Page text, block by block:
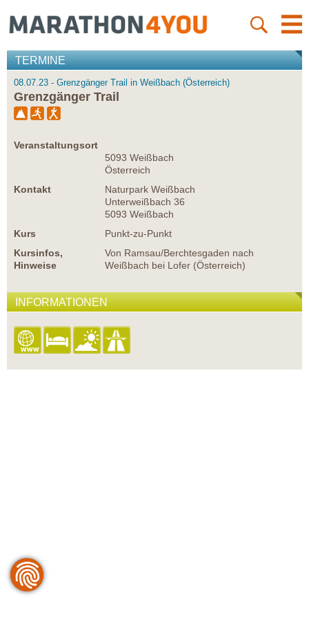
TERMINE
08.07.23 - Grenzgänger Trail in Weißbach (Österreich)
Grenzgänger Trail
Veranstaltungsort
5093 Weißbach
Österreich
Kontakt
Naturpark Weißbach
Unterweißbach 36
5093 Weißbach
Kurs
Punkt-zu-Punkt
Kursinfos,
Hinweise
Von Ramsau/Berchtesgaden nach
Weißbach bei Lofer (Österreich)
INFORMATIONEN